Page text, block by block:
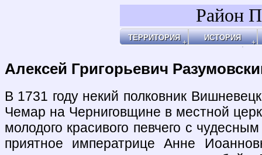
Район
ТЕРРИТОРИЯ
У
ИСТОРИЯ
Хронология
Хронология2
Алексей Григорьевич
В 1731 году некий полковник
Чемар на Черниговщине в местной
молодого красивого певчего с
приятное императрице Анне